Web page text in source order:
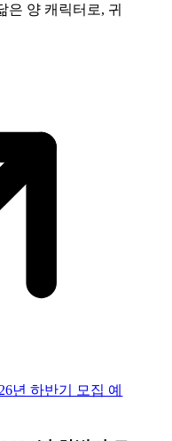
은 양 캐릭터로, 귀